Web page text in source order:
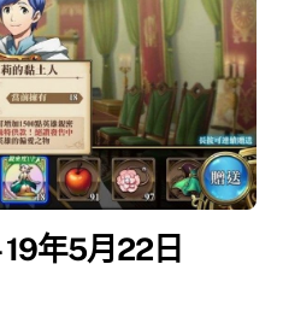
年5月22日